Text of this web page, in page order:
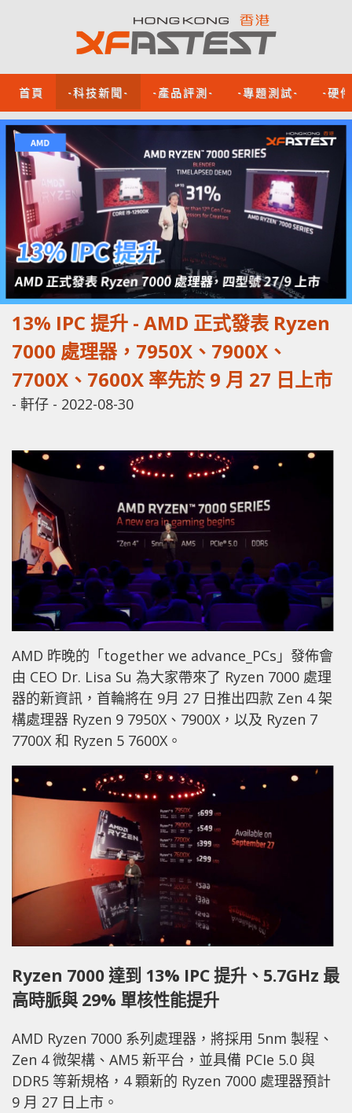
首頁 -科技新聞- -產品評測- -專題測試- -硬
13% IPC 提升 - AMD 正式發表 Ryzen
7000 處理器，7950X、7900X、
7700X、7600X 率先於 9 月 27 日上市
- 軒仔 - 2022-08-30
AMD 昨晚的「together we advance_PCs」發佈會
由 CEO Dr. Lisa Su 為大家帶來了 Ryzen 7000 處理
器的新資訊，首輪將在 9月 27 日推出四款 Zen 4 架
構處理器 Ryzen 9 7950X、7900X，以及 Ryzen 7
7700X 和 Ryzen 5 7600X。
Ryzen 7000 達到 13% IPC 提升、5.7GHz 最
高時脈與 29% 單核性能提升
AMD Ryzen 7000 系列處理器，將採用 5nm 製程、
Zen 4 微架構、AM5 新平台，並具備 PCIe 5.0 與
DDR5 等新規格，4 顆新的 Ryzen 7000 處理器預計
9 月 27 日上市。